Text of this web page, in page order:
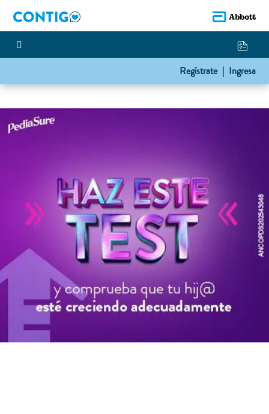
Regístrate | Ingresa